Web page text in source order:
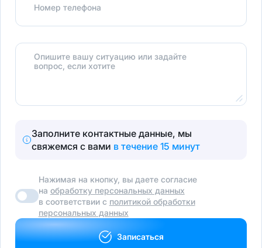
Номер телефона
Опишите вашу ситуацию или задайте
вопрос, если хотите
Заполните контактные данные, мы
свяжемся с вами в течение 15 минут
Нажимая на кнопку, вы даете согласие
на обработку персональных данных
в соответствии с политикой обработки
персональных данных
Записаться